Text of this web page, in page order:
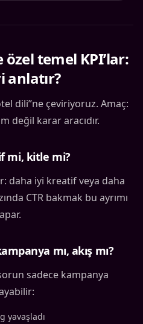
özel temel KPI’lar:
anlatır?
dili”ne çeviriyoruz. Amaç:
değil karar aracıdır.
mi, kitle mi?
daha iyi kreatif veya daha
CTR bakmak bu ayrımı
mı, akış mı?
sadece kampanya
yavaşladı